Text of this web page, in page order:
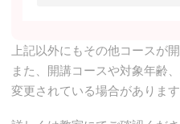
上記以外にもその他コースが
また、開講コースや対象年齢
変更されている場合があります